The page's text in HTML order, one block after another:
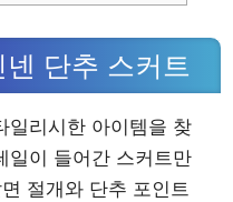
단추 스커트
일리시한 아이템을 찾
일이 들어간 스커트만
절개와 단추 포인트